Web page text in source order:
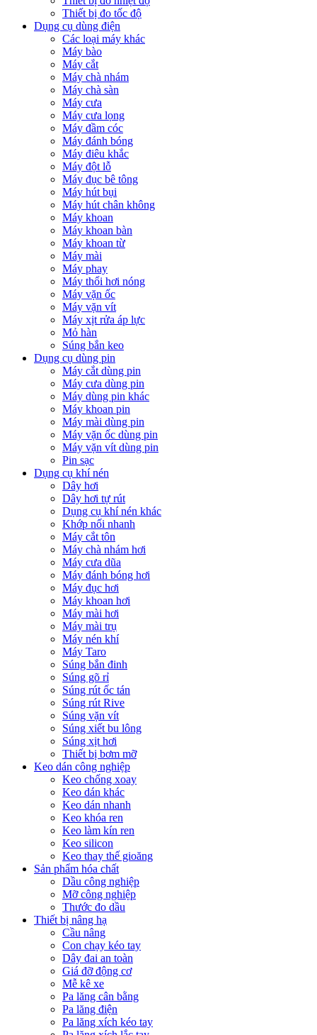
Thiết bị đo tốc độ
Dụng cụ dùng điện
Các loại máy khác
Máy bào
Máy cắt
Máy chà nhám
Máy chà sàn
Máy cưa
Máy cưa lọng
Máy đầm cóc
Máy đánh bóng
Máy điêu khắc
Máy đột lỗ
Máy đục bê tông
Máy hút bụi
Máy hút chân không
Máy khoan
Máy khoan bàn
Máy khoan từ
Máy mài
Máy phay
Máy thổi hơi nóng
Máy vặn ốc
Máy vặn vít
Máy xịt rửa áp lực
Mỏ hàn
Súng bắn keo
Dụng cụ dùng pin
Máy cắt dùng pin
Máy cưa dùng pin
Máy dùng pin khác
Máy khoan pin
Máy mài dùng pin
Máy vặn ốc dùng pin
Máy vặn vít dùng pin
Pin sạc
Dụng cụ khí nén
Dây hơi
Dây hơi tự rút
Dụng cụ khí nén khác
Khớp nối nhanh
Máy cắt tôn
Máy chà nhám hơi
Máy cưa dũa
Máy đánh bóng hơi
Máy đục hơi
Máy khoan hơi
Máy mài hơi
Máy mài trụ
Máy nén khí
Máy Taro
Súng bắn đinh
Súng gõ rỉ
Súng rút ốc tán
Súng rút Rive
Súng vặn vít
Súng xiết bu lông
Súng xịt hơi
Thiết bị bơm mỡ
Keo dán công nghiệp
Keo chống xoay
Keo dán khác
Keo dán nhanh
Keo khóa ren
Keo làm kín ren
Keo silicon
Keo thay thế gioăng
Sản phẩm hóa chất
Dầu công nghiệp
Mỡ công nghiệp
Thước đo dầu
Thiết bị nâng hạ
Cầu nâng
Con chạy kéo tay
Dây đai an toàn
Giá đỡ động cơ
Mễ kê xe
Pa lăng cân bằng
Pa lăng điện
Pa lăng xích kéo tay